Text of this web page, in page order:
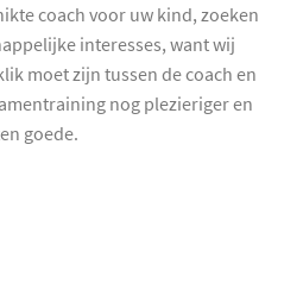
coach voor uw kind, zoeken
interesses, want wij
moet zijn tussen de coach en
nog plezieriger en
goede.